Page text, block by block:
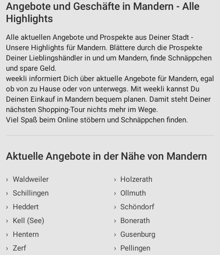
Angebote und Geschäfte in Mandern - Alle
Highlights
Alle aktuellen Angebote und Prospekte aus Deiner Stadt -
Unsere Highlights für Mandern. Blättere durch die Prospekte
Deiner Lieblingshändler in und um Mandern, finde Schnäppchen
und spare Geld.
weekli informiert Dich über aktuelle Angebote für Mandern, egal
ob von zu Hause oder von unterwegs. Mit weekli kannst Du
Deinen Einkauf in Mandern bequem planen. Damit steht Deiner
nächsten Shopping-Tour nichts mehr im Wege.
Viel Spaß beim Online stöbern und Schnäppchen finden.
Aktuelle Angebote in der Nähe von Mandern
› Waldweiler
› Schillingen
›
Heddert
›
Kell (See)
›
Hentern
› Zerf
› Holzerath
› Ollmuth
› Schöndorf
› Bonerath
› Gusenburg
› Pellingen
Messung der Performance von Inhalten
Analyse von Zielgruppen durch Statistiken oder
Kombinationen von Daten aus verschiedenen
Quellen
Entwicklung und Verbesserung der Angebote
Verwendung reduzierter Daten zur Auswahl von
Inhalten
IAB-Besonderheiten:
Geräte anhand von aktiv angeforderten
Informationen identifizieren
Nicht-IAB-Verarbeitungszwecke:
Notwendig
Performance
Funktional
Werbung